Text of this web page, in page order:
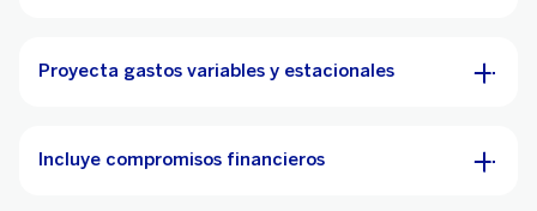
Proyecta gastos variables y estacionales
Incluye compromisos financieros